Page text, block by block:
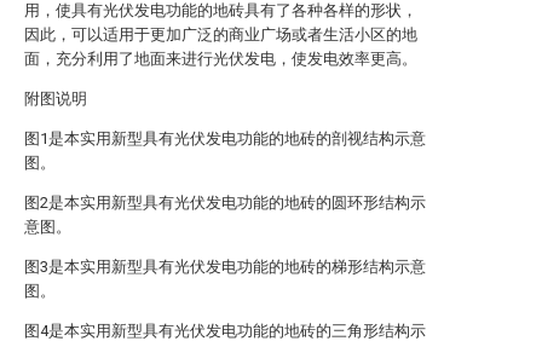
用，使具有光伏发电功能的地砖具有了各种各样的形状，
因此，可以适用于更加广泛的商业广场或者生活小区的地
面，充分利用了地面来进行光伏发电，使发电效率更高。
附图说明
图1是本实用新型具有光伏发电功能的地砖的剖视结构示意
图。
图2是本实用新型具有光伏发电功能的地砖的圆环形结构示
意图。
图3是本实用新型具有光伏发电功能的地砖的梯形结构示意
图。
图4是本实用新型具有光伏发电功能的地砖的三角形结构示